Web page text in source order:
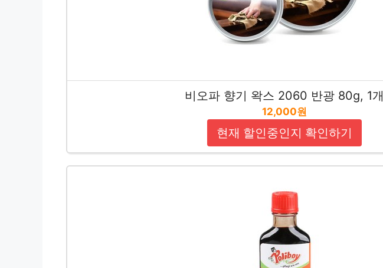
비오파 향기 왁스 2060 반광 80g, 1개
12,000원
현재 할인중인지 확인하기